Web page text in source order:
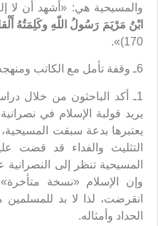
والمسيحية هي: «أشهد أن لا
ابْنُ مَرْيَمَ رَسُولُ اللّهِ وكَلِمَتُهُ
170)».
6ـ وقفة تأمل مع الكاتب ومنهجه في البحث ــــــ
1ـ أكد الباحثون من خلال
يريد قولبة الإسلام في
يعتبرها بدعة سبقت
التثليث والفداء قد قضت
المسيحية تنظر إلى
وإن الإسلام «نسخة
انقرضت، لذا لا بد للمسلمين
الحداد وأمثاله.